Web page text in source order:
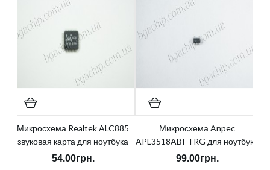
Микросхема Realtek ALC885
звуковая карта для ноутбука
54.00грн.
Микросхема Anpec
APL3518ABI-TRG для ноутбука
99.00грн.